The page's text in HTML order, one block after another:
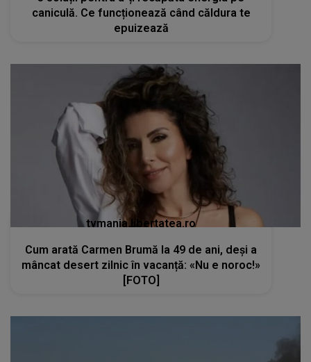
caniculă. Ce funcționează când căldura te
epuizează
tvmania.libertatea.ro
Cum arată Carmen Brumă la 49 de ani, deși a
mâncat desert zilnic în vacanță: «Nu e noroc!»
[FOTO]